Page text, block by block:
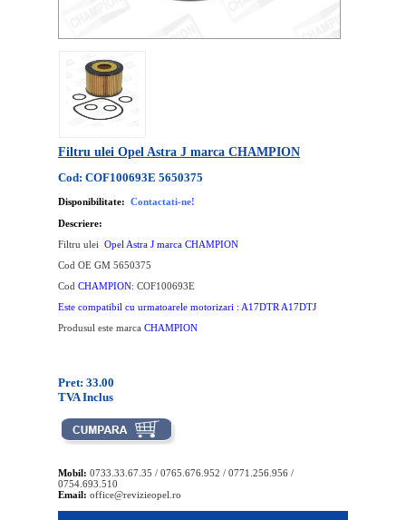
Filtru ulei Opel Astra J marca CHAMPION
Cod: COF100693E 5650375
Disponibilitate: Contactati-ne!
Descriere:
Filtru ulei Opel Astra J marca CHAMPION
Cod OE GM 5650375
Cod CHAMPION: COF100693E
Este compatibil cu urmatoarele motorizari : A17DTR A17DTJ
Produsul este marca CHAMPION
Pret: 33.00
TVA Inclus
Mobil: 0733.33.67.35 / 0765.676.952 / 0771.256.956 /
0754.693.510
Email: office@revizieopel.ro